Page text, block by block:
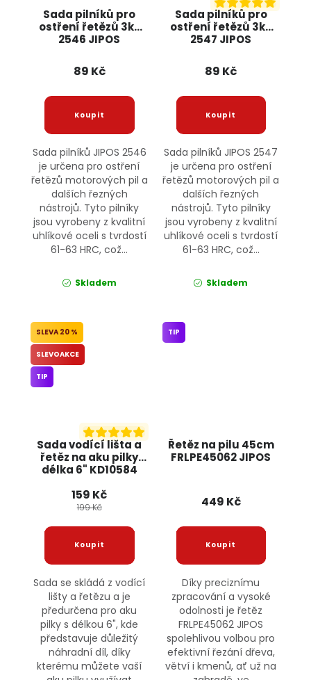
Sada pilníků pro
ostření řetězů 3ks
2546 JIPOS
89 Kč
Sada pilníků JIPOS 2546
je určena pro ostření
řetězů motorových pil a
dalších řezných
nástrojů. Tyto pilníky
jsou vyrobeny z kvalitní
uhlíkové oceli s tvrdostí
61-63 HRC, což...
Skladem
Sada pilníků pro
ostření řetězů 3ks
2547 JIPOS
89 Kč
Sada pilníků JIPOS 2547
je určena pro ostření
řetězů motorových pil a
dalších řezných
nástrojů. Tyto pilníky
jsou vyrobeny z kvalitní
uhlíkové oceli s tvrdostí
61-63 HRC, což...
Skladem
Sada vodící lišta a
řetěz na aku pilky
délka 6" KD10584
20 %
SLEVOAKCE
TIP
159 Kč
199 Kč
Sada se skládá z vodící
lišty a řetězu a je
předurčena pro aku
pilky s délkou 6", kde
představuje důležitý
náhradní díl, díky
kterému můžete vaší
Řetěz na pilu 45cm
FRLPE45062 JIPOS
TIP
449 Kč
Díky preciznímu
zpracování a vysoké
odolnosti je řetěz
FRLPE45062 JIPOS
spolehlivou volbou pro
efektivní řezání dřeva,
větví i kmenů, ať už na